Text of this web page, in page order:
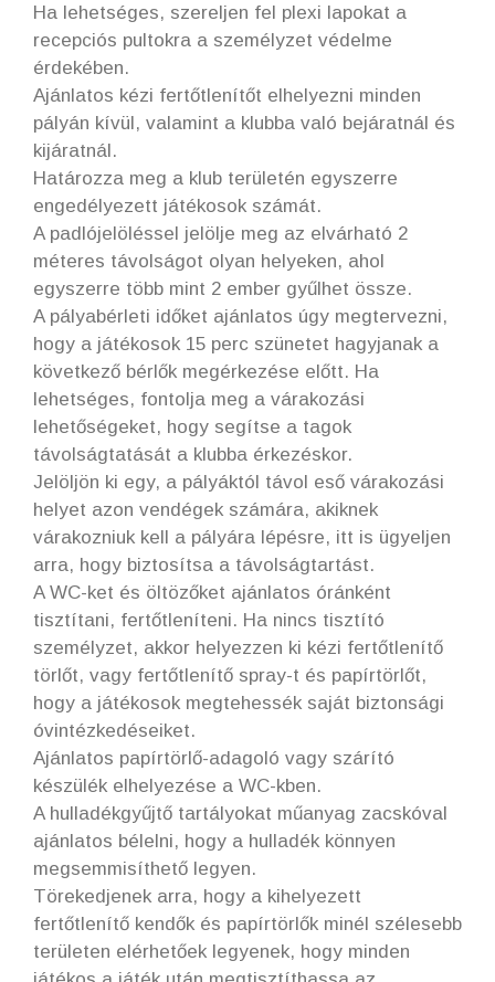
Ha lehetséges, szereljen fel plexi lapokat a
recepciós pultokra a személyzet védelme
érdekében.
Ajánlatos kézi fertőtlenítőt elhelyezni minden
pályán kívül, valamint a klubba való bejáratnál és
kijáratnál.
Határozza meg a klub területén egyszerre
engedélyezett játékosok számát.
A padlójelöléssel jelölje meg az elvárható 2
méteres távolságot olyan helyeken, ahol
egyszerre több mint 2 ember gyűlhet össze.
A pályabérleti időket ajánlatos úgy megtervezni,
hogy a játékosok 15 perc szünetet hagyjanak a
következő bérlők megérkezése előtt. Ha
lehetséges, fontolja meg a várakozási
lehetőségeket, hogy segítse a tagok
távolságtatását a klubba érkezéskor.
Jelöljön ki egy, a pályáktól távol eső várakozási
helyet azon vendégek számára, akiknek
várakozniuk kell a pályára lépésre, itt is ügyeljen
arra, hogy biztosítsa a távolságtartást.
A WC-ket és öltözőket ajánlatos óránként
tisztítani, fertőtleníteni. Ha nincs tisztító
személyzet, akkor helyezzen ki kézi fertőtlenítő
törlőt, vagy fertőtlenítő spray-t és papírtörlőt,
hogy a játékosok megtehessék saját biztonsági
óvintézkedéseiket.
Ajánlatos papírtörlő-adagoló vagy szárító
készülék elhelyezése a WC-kben.
A hulladékgyűjtő tartályokat műanyag zacskóval
ajánlatos bélelni, hogy a hulladék könnyen
megsemmisíthető legyen.
Törekedjenek arra, hogy a kihelyezett
fertőtlenítő kendők és papírtörlők minél szélesebb
területen elérhetőek legyenek, hogy minden